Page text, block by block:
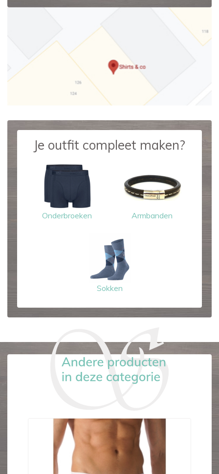
Je outfit compleet maken?
Onderbroeken Armbanden
Sokken